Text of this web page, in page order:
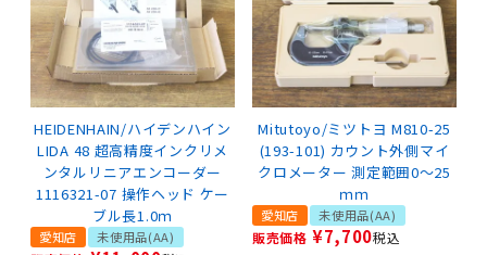
HEIDENHAIN/ハイデンハイン
LIDA 48 超高精度インクリメ
ンタルリニアエンコーダー
1116321-07 操作ヘッド ケー
ブル長1.0ｍ
愛知店 未使用品(AA)
Mitutoyo/ミツトヨ M810-25
(193-101) カウント外側マイ
クロメーター 測定範囲0～25
ｍｍ
愛知店 未使用品(AA)
販売価格 ¥7,700税込